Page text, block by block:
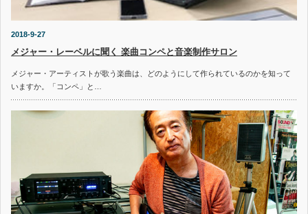
2018-9-27
メジャー・レーベルに聞く 楽曲コンペと音楽制作サロン
メジャー・アーティストが歌う楽曲は、どのようにして作られているのかを知って
いますか。「コンペ」と…